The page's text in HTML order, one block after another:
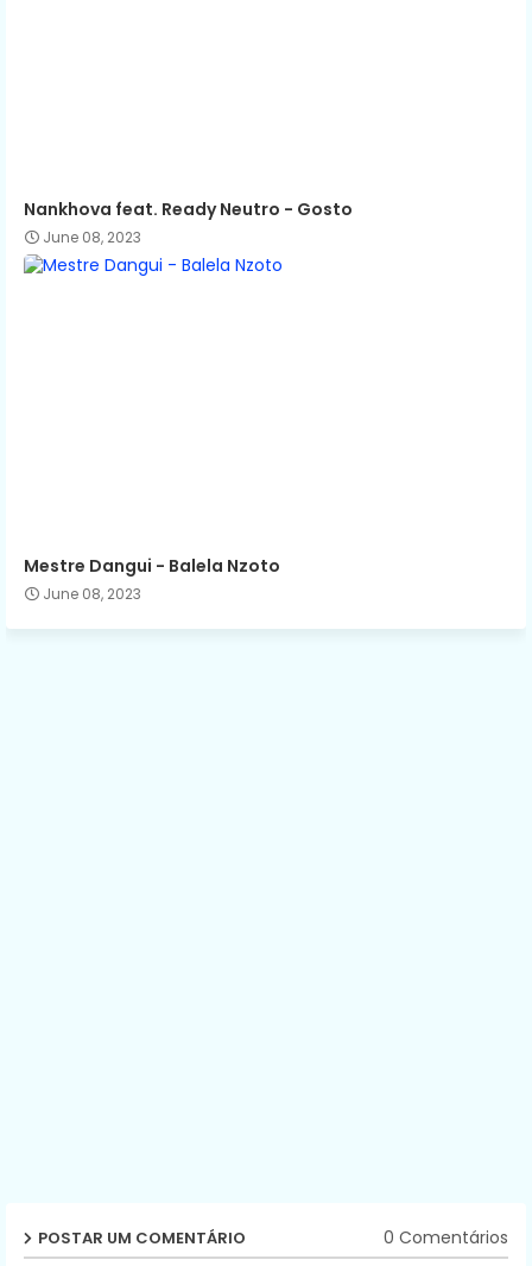
Nankhova feat. Ready Neutro - Gosto
June 08, 2023
Mestre Dangui - Balela Nzoto
June 08, 2023
POSTAR UM COMENTÁRIO 0 Comentários